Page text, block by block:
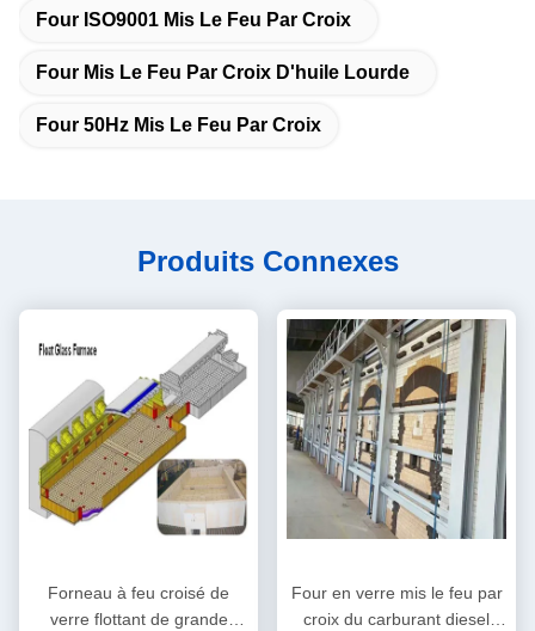
Four ISO9001 Mis Le Feu Par Croix
Four Mis Le Feu Par Croix D'huile Lourde
Four 50Hz Mis Le Feu Par Croix
Produits Connexes
Forneau à feu croisé de
verre flottant de grande
Four en verre mis le feu par
croix du carburant diesel